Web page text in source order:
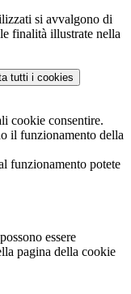
si avvalgono di
finalità illustrate nella
tutti i cookies
cookie consentire.
il funzionamento della
funzionamento potete
essere
pagina della cookie